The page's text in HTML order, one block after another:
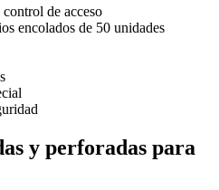
de acceso
encolados de 50 unidades
y perforadas para